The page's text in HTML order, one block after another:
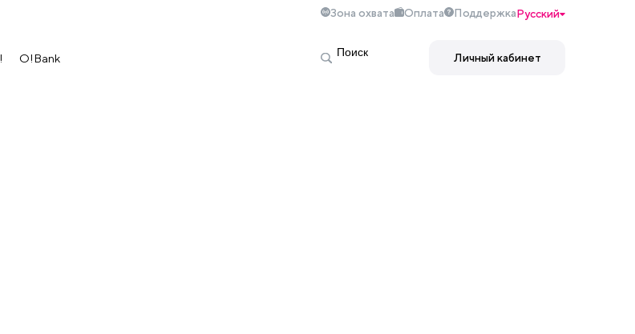
Зона охвата Оплата ПоддержкаРусский
O!Bank Личный кабинет